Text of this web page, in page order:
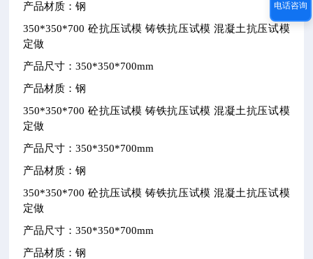
产品材质：钢
350*350*700 砼抗压试模 铸铁抗压试模 混凝土抗压试模
定做
产品尺寸：350*350*700mm
产品材质：钢
350*350*700 砼抗压试模 铸铁抗压试模 混凝土抗压试模
定做
产品尺寸：350*350*700mm
产品材质：钢
350*350*700 砼抗压试模 铸铁抗压试模 混凝土抗压试模
定做
产品尺寸：350*350*700mm
产品材质：钢
电话咨询